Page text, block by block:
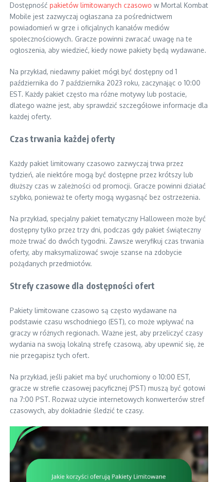
Dostępność pakietów limitowanych czasowo w Mortal Kombat
Mobile jest zazwyczaj ogłaszana za pośrednictwem
powiadomień w grze i oficjalnych kanałów mediów
społecznościowych. Gracze powinni zwracać uwagę na te
ogłoszenia, aby wiedzieć, kiedy nowe pakiety będą wydawane.
Na przykład, niedawny pakiet mógł być dostępny od 1
października do 7 października 2023 roku, zaczynając o 10:00
EST. Każdy pakiet często ma różne motywy lub postacie,
dlatego ważne jest, aby sprawdzić szczegółowe informacje dla
każdej oferty.
Czas trwania każdej oferty
Każdy pakiet limitowany czasowo zazwyczaj trwa przez
tydzień, ale niektóre mogą być dostępne przez krótszy lub
dłuższy czas w zależności od promocji. Gracze powinni działać
szybko, ponieważ te oferty mogą wygasnąć bez ostrzeżenia.
Na przykład, specjalny pakiet tematyczny Halloween może być
dostępny tylko przez trzy dni, podczas gdy pakiet świąteczny
może trwać do dwóch tygodni. Zawsze weryfikuj czas trwania
oferty, aby maksymalizować swoje szanse na zdobycie
pożądanych przedmiotów.
Strefy czasowe dla dostępności ofert
Pakiety limitowane czasowo są często wydawane na
podstawie czasu wschodniego (EST), co może wpływać na
graczy w różnych regionach. Ważne jest, aby przeliczyć czasy
wydania na swoją lokalną strefę czasową, aby upewnić się, że
nie przegapisz tych ofert.
Na przykład, jeśli pakiet ma być uruchomiony o 10:00 EST,
gracze w strefie czasowej pacyficznej (PST) muszą być gotowi
na 7:00 PST. Rozważ użycie internetowych konwerterów stref
czasowych, aby dokładnie śledzić te czasy.